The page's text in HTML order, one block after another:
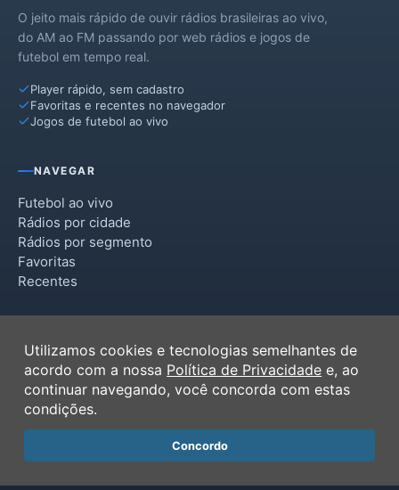
O jeito mais rápido de ouvir rádios brasileiras ao vivo,
do AM ao FM passando por web rádios e jogos de
futebol em tempo real.
Player rápido, sem cadastro
Favoritas e recentes no navegador
Jogos de futebol ao vivo
NAVEGAR
Futebol ao vivo
Rádios por cidade
Rádios por segmento
Favoritas
Recentes
Termos de Uso
Política de Privacidade
Ferramentas
Contato
Utilizamos cookies e tecnologias semelhantes de
acordo com a nossa Política de Privacidade e, ao
continuar navegando, você concorda com estas
condições.
Concordo